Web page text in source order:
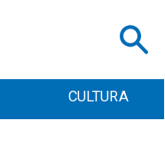
CULTURA